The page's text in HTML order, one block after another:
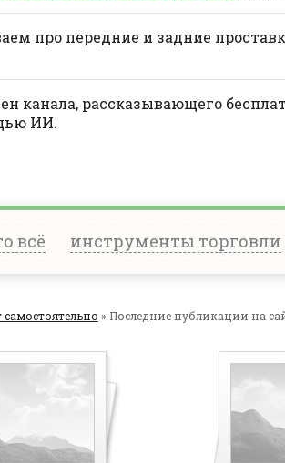
про передние и задние
канала, рассказывающего
ИИ.
всё инструменты торговли
самостоятельно » Последние публикации на